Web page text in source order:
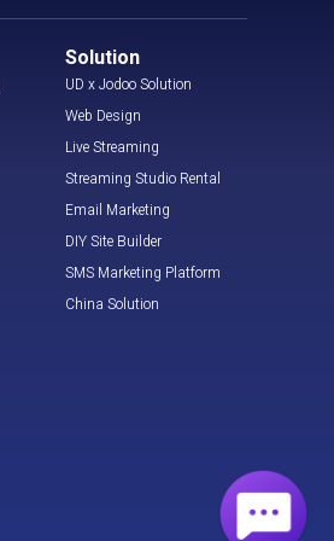
Solution
UD x Jodoo Solution
Web Design
Live Streaming
Streaming Studio Rental
Email Marketing
DIY Site Builder
SMS Marketing Platform
China Solution